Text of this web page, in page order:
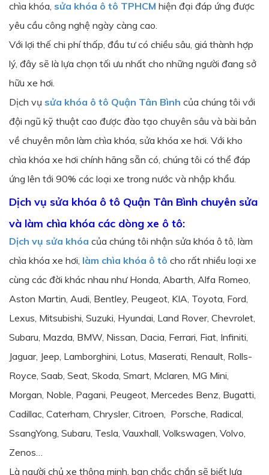
chìa khóa, sửa khóa ô tô TPHCM hiện đại đáp ứng được
yêu cầu công nghệ ngày càng cao.
Với lợi thế chi phí thấp, đầu tư có chiều sâu, giá thành hợp
lý, đây sẽ là lựa chọn tối ưu nhất cho những người đang sở
hữu xe hơi.
Dịch vụ sửa khóa ô tô Quận Tân Bình của chúng tôi với
đội ngũ kỹ thuật cao được đào tạo chuyên sâu và bài bản
về chuyên môn làm chìa khóa, sửa khóa xe hơi. Với kho
chìa khóa xe hơi chính hãng sẵn có, chúng tôi có thể đáp
ứng lên tới 90% các loại xe trong nước và nhập khẩu.
Dịch vụ sửa khóa ô tô Quận Tân Bình chuyên sửa
và làm chìa khóa các dòng xe ô tô:
Dịch vụ sửa khóa của chúng tôi nhận sửa khóa ô tô, làm
chìa khóa xe hơi, làm chìa khóa ô tô cho rất nhiều loại xe
cùng các đời khác nhau như Honda, Abarth, Alfa Romeo,
Aston Martin, Audi, Bentley, Peugeot, KIA, Toyota, Ford,
Lexus, Mitsubishi, Suzuki, Hyundai, Land Rover, Chevrolet,
Subaru, Mazda, BMW, Nissan, Dacia, Ferrari, Fiat, Infiniti,
Jaguar, Jeep, Lamborghini, Lotus, Maserati, Renault, Rolls-
Royce, Saab, Seat, Skoda, Smart, Mclaren, MG Mini,
Morgan, Noble, Pagani, Peugeot, Mercedes Benz, Bugatti,
Cadillac, Caterham, Chrysler, Citroen, Porsche, Radical,
SsangYong, Subaru, Tesla, Vauxhall, Volkswagen, Volvo,
Zenos…
Là người chủ xe thông minh, bạn chắc chắn sẽ biết lựa